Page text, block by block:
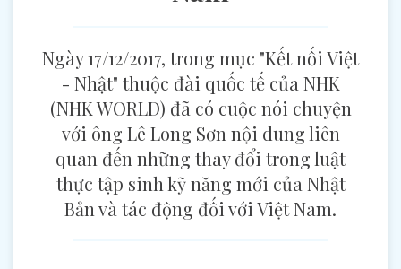
Ngày 17/12/2017, trong mục "Kết nối Việt
- Nhật" thuộc đài quốc tế của NHK
(NHK WORLD) đã có cuộc nói chuyện
với ông Lê Long Sơn nội dung liên
quan đến những thay đổi trong luật
thực tập sinh kỹ năng mới của Nhật
Bản và tác động đối với Việt Nam.